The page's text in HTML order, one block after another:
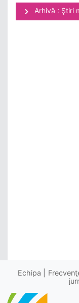
Arhivă : Ştiri
Echipa